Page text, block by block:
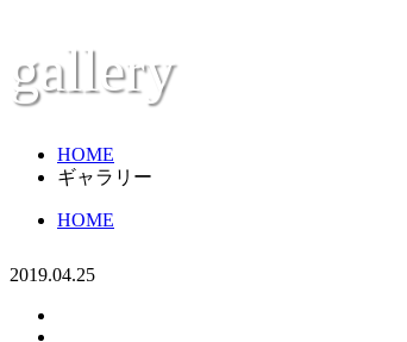
gallery
HOME
ギャラリー
HOME
2019.04.25